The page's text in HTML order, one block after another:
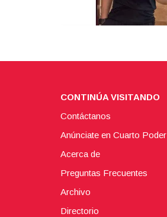
CONTINÚA VISITANDO
Contáctanos
Anúnciate en Cuarto Poder
Acerca de
Preguntas Frecuentes
Archivo
Directorio